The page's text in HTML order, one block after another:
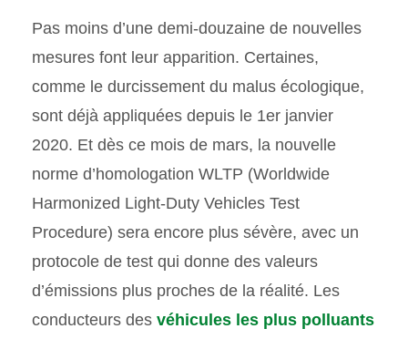
Pas moins d’une demi-douzaine de nouvelles
mesures font leur apparition. Certaines,
comme le durcissement du malus écologique,
sont déjà appliquées depuis le 1er janvier
2020. Et dès ce mois de mars, la nouvelle
norme d’homologation WLTP (Worldwide
Harmonized Light-Duty Vehicles Test
Procedure) sera encore plus sévère, avec un
protocole de test qui donne des valeurs
d’émissions plus proches de la réalité. Les
conducteurs des véhicules les plus polluants